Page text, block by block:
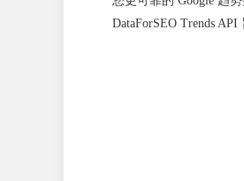
DataForSEO Trends